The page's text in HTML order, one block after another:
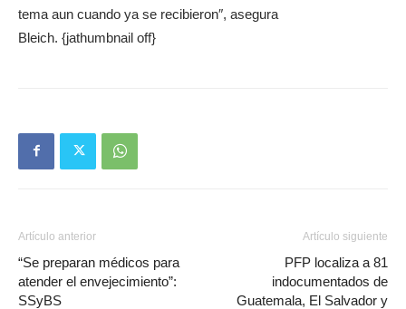
tema aun cuando ya se recibieron″, asegura
Bleich. {jathumbnail off}
Artículo anterior
“Se preparan médicos para
atender el envejecimiento”:
SSyBS
Artículo siguiente
PFP localiza a 81
indocumentados de
Guatemala, El Salvador y